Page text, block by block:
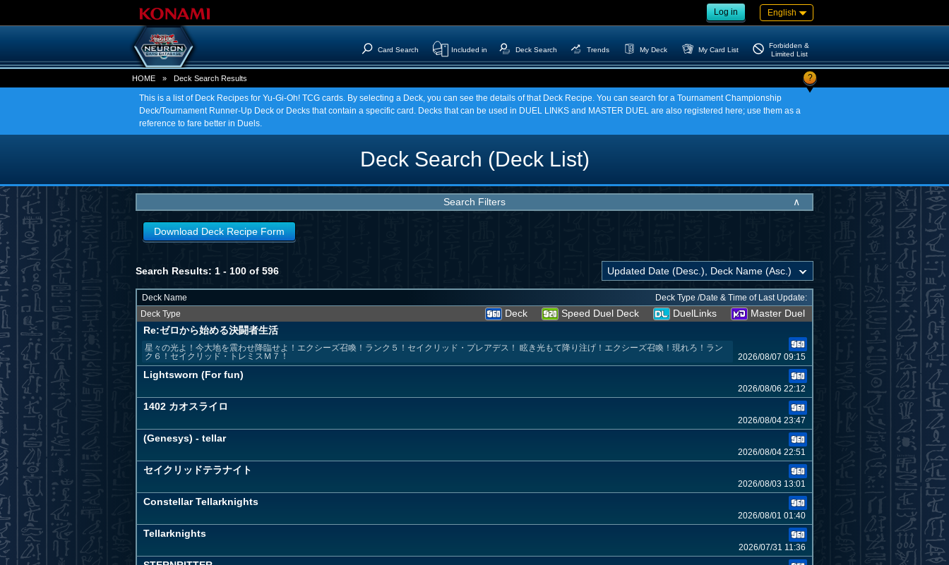
Log in English
Card Search Included in Deck Search Trends My Deck My Card List
Forbidden &
Limited List
HOME » Deck Search Results ?
This is a list of Deck Recipes for Yu-Gi-Oh! TCG cards. By selecting a Deck, you can see the details of that Deck Recipe. You can search for a Tournament Championship
Deck/Tournament Runner-Up Deck or Decks that contain a specific card. Decks that can be used in DUEL LINKS and MASTER DUEL are also registered here; use them as a
reference to fare better in Duels.
Deck Search (Deck List)
Search Filters ∧
Download Deck Recipe Form
Search Results: 1 - 100 of 596
Deck Name
Deck Type /Date & Time of Last Update:
Deck Type
Deck Speed Duel Deck DuelLinks
Master Duel
Re:ゼロから始める決闘者生活
星々の光よ！今大地を震わせ降臨せよ！エクシーズ召喚！ランク５！セイクリッド・プレアデス！ 眩き光もて降り注げ！エクシーズ召喚！現れろ！ラン
ク６！セイクリッド・トレミスＭ７！
2026/08/07 09:15
Lightsworn (For fun)
2026/08/06 22:12
1402 カオスライロ
2026/08/04 23:47
(Genesys) - tellar
2026/08/04 22:51
セイクリッドテラナイト
2026/08/03 13:01
Constellar Tellarknights
2026/08/01 01:40
Tellarknights
2026/07/31 11:36